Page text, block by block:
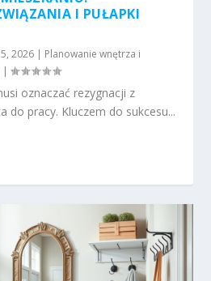
I PUŁAPKI
2026 | Planowanie wnętrza i
|
oznaczać rezygnacji z
do pracy. Kluczem do sukcesu...